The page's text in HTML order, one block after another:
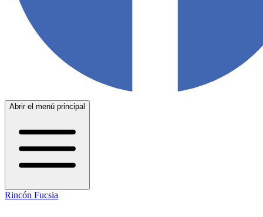
Abrir el menú principal
Rincón Fucsia